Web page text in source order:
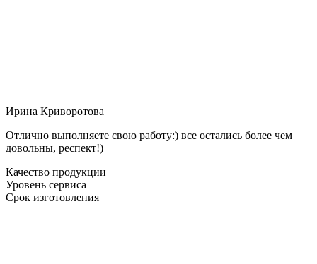
Ирина Криворотова
Отлично выполняете свою работу:) все остались более чем
довольны, респект!)
Качество продукции
Уровень сервиса
Срок изготовления